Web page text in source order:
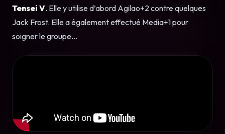
Tensei V. Elle y utilise d’abord Agilao+2 contre quelques
Jack Frost. Elle a également effectué Media+1 pour
soigner le groupe…